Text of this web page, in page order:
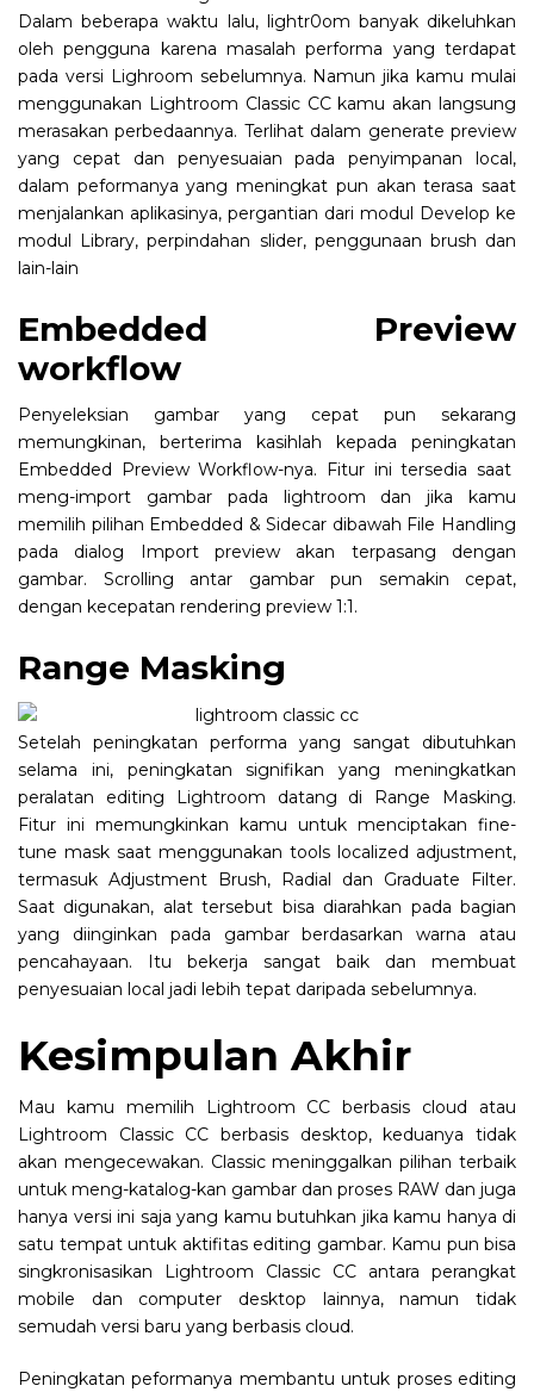
Dalam beberapa waktu lalu, lightr0om banyak dikeluhkan
oleh pengguna karena masalah performa yang terdapat
pada versi Lighroom sebelumnya. Namun jika kamu mulai
menggunakan Lightroom Classic CC kamu akan langsung
merasakan perbedaannya. Terlihat dalam generate preview
yang cepat dan penyesuaian pada penyimpanan local,
dalam peformanya yang meningkat pun akan terasa saat
menjalankan aplikasinya, pergantian dari modul Develop ke
modul Library, perpindahan slider, penggunaan brush dan
lain-lain
Embedded Preview
workflow
Penyeleksian gambar yang cepat pun sekarang
memungkinan, berterima kasihlah kepada peningkatan
Embedded Preview Workflow-nya. Fitur ini tersedia saat
meng-import gambar pada lightroom dan jika kamu
memilih pilihan Embedded & Sidecar dibawah File Handling
pada dialog Import preview akan terpasang dengan
gambar. Scrolling antar gambar pun semakin cepat,
dengan kecepatan rendering preview 1:1.
Range Masking
Setelah peningkatan performa yang sangat dibutuhkan
selama ini, peningkatan signifikan yang meningkatkan
peralatan editing Lightroom datang di Range Masking.
Fitur ini memungkinkan kamu untuk menciptakan fine-
tune mask saat menggunakan tools localized adjustment,
termasuk Adjustment Brush, Radial dan Graduate Filter.
Saat digunakan, alat tersebut bisa diarahkan pada bagian
yang diinginkan pada gambar berdasarkan warna atau
pencahayaan. Itu bekerja sangat baik dan membuat
penyesuaian local jadi lebih tepat daripada sebelumnya.
Kesimpulan Akhir
Mau kamu memilih Lightroom CC berbasis cloud atau
Lightroom Classic CC berbasis desktop, keduanya tidak
akan mengecewakan. Classic meninggalkan pilihan terbaik
untuk meng-katalog-kan gambar dan proses RAW dan juga
hanya versi ini saja yang kamu butuhkan jika kamu hanya di
satu tempat untuk aktifitas editing gambar. Kamu pun bisa
singkronisasikan Lightroom Classic CC antara perangkat
mobile dan computer desktop lainnya, namun tidak
semudah versi baru yang berbasis cloud.
Peningkatan peformanya membantu untuk proses editing